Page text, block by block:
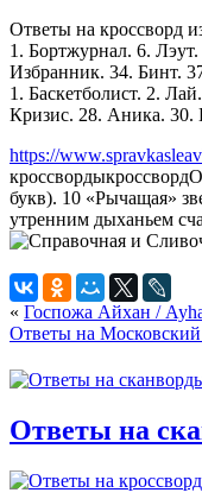
Ответы на кроссворд
1. Бортжурнал. 6.
Избранник. 34. Бинт.
1. Баскетболист. 2.
Кризис. 28. Аника. 30.
https://
кроссвордыкроссворд
букв). 10 «Рычащая»
утренним дыханьем
« Госпожа Айхан /
Ответы на Московский
Ответы на